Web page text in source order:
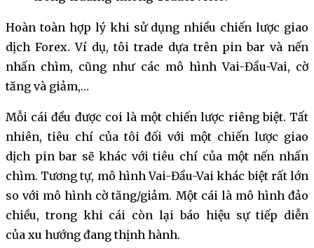
Hoàn toàn hợp lý khi sử dụng nhiều chiến lược giao
dịch Forex. Ví dụ, tôi trade dựa trên pin bar và nến
nhấn chìm, cũng như các mô hình Vai-Đầu-Vai, cờ
tăng và giảm,…
Mỗi cái đều được coi là một chiến lược riêng biệt. Tất
nhiên, tiêu chí của tôi đối với một chiến lược giao
dịch pin bar sẽ khác với tiêu chí của một nến nhấn
chìm. Tương tự, mô hình Vai-Đầu-Vai khác biệt rất lớn
so với mô hình cờ tăng/giảm. Một cái là mô hình đảo
chiều, trong khi cái còn lại báo hiệu sự tiếp diễn
của xu hướng đang thịnh hành.